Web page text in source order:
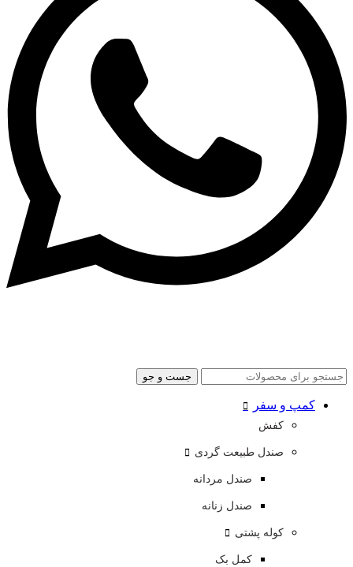
جست و جو
کمپ و سفر
کفش
صندل طبیعت گردی
صندل مردانه
صندل زنانه
کوله پشتی
کمل بک